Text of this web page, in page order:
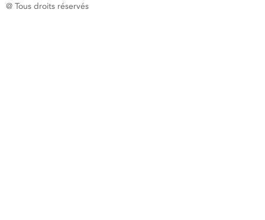
@ Tous droits réservés